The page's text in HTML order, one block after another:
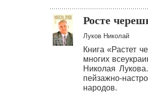
Росте
Луков Николай
Книга «Растет
многих
Николая
пейзажно-
народов.